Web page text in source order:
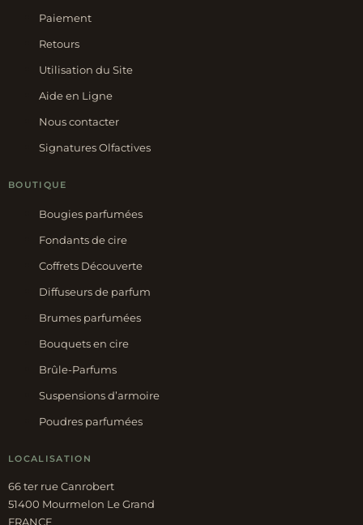
Paiement
Retours
Utilisation du Site
Aide en Ligne
Nous contacter
Signatures Olfactives
BOUTIQUE
Bougies parfumées
Fondants de cire
Coffrets Découverte
Diffuseurs de parfum
Brumes parfumées
Bouquets en cire
Brûle-Parfums
Suspensions d’armoire
Poudres parfumées
LOCALISATION
66 ter rue Canrobert
51400 Mourmelon Le Grand
FRANCE